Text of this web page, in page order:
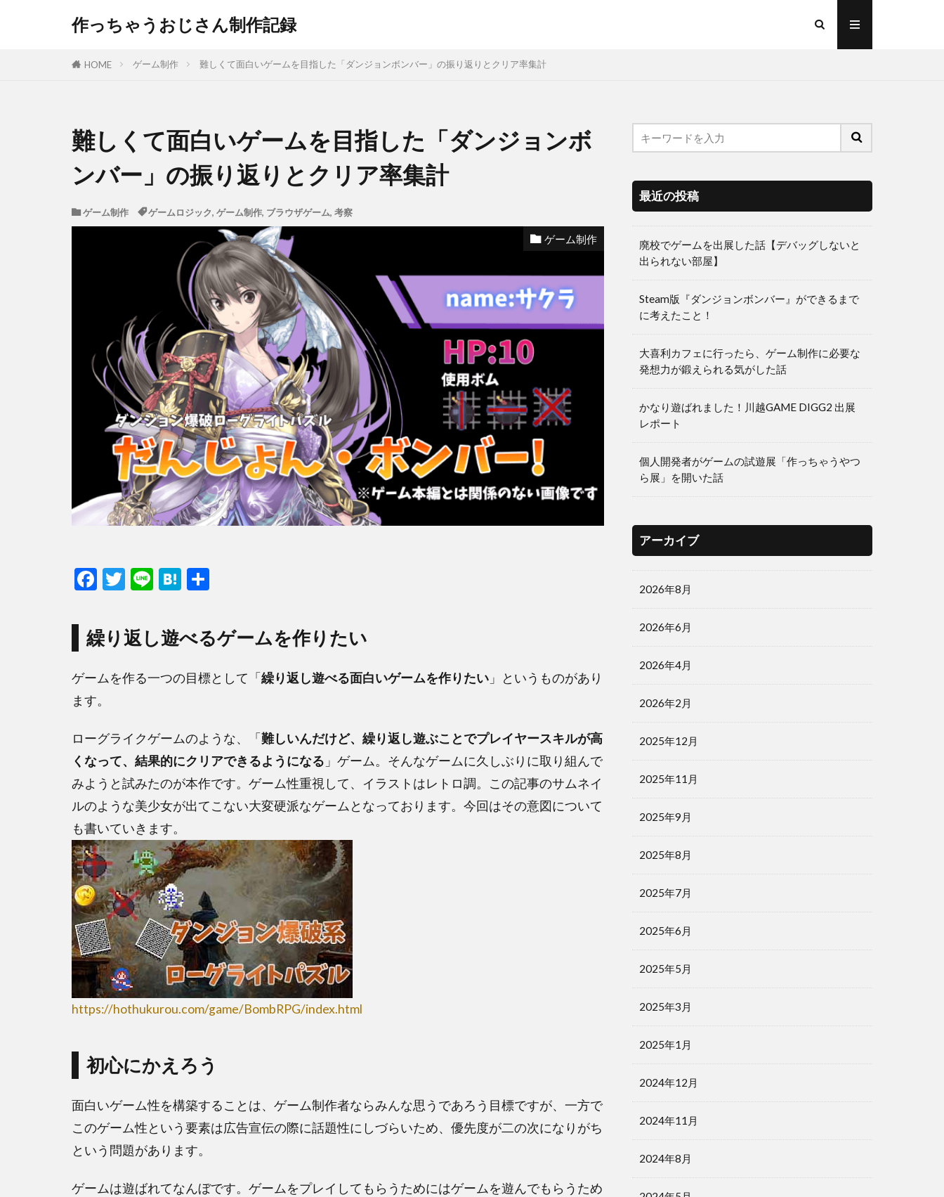
作っちゃうおじさん制作記録
HOME ゲーム制作 難しくて面白いゲームを目指した「ダンジョンボンバー」の振り返りとクリア率集計
難しくて面白いゲームを目指した「ダンジョンボ
ンバー」の振り返りとクリア率集計
ゲーム制作 ゲームロジック, ゲーム制作, ブラウザゲーム, 考察
ゲーム制作
F
e
b
o
o
k
T
itt
er
Li
e
H
n
a
繰り返し遊べるゲームを作りたい
ゲームを作る一つの目標として「 繰り返し遊べる面白いゲームを作りたい 」というものがあり
ます。
ローグライクゲームのような、「 難しいんだけど、繰り返し遊ぶことでプレイヤースキルが高
くなって、結果的にクリアできるようになる 」ゲーム。そんなゲームに久しぶりに取り組んで
みようと試みたのが本作です。ゲーム性重視して、イラストはレトロ調。この記事のサムネイ
ルのような美少女が出てこない大変硬派なゲームとなっております。今回はその意図について
も書いていきます。
https://hothukurou.com/game/BombRPG/index.html
初心にかえろう
面白いゲーム性を構築することは、ゲーム制作者ならみんな思うであろう目標ですが、一方で
このゲーム性という要素は広告宣伝の際に話題性にしづらいため、優先度が二の次になりがち
という問題があります。
ゲームは遊ばれてなんぼです。ゲームをプレイしてもらうためにはゲームを遊んでもらうため
最近の投稿
廃校でゲームを出展した話【デバッグしないと
出られない部屋】
Steam版『ダンジョンボンバー』ができるまで
に考えたこと！
大喜利カフェに行ったら、ゲーム制作に必要な
発想力が鍛えられる気がした話
かなり遊ばれました！川越GAME DIGG2 出展
レポート
個人開発者がゲームの試遊展「作っちゃうやつ
ら展」を開いた話
アーカイブ
2026年8月
2026年6月
2026年4月
2026年2月
2025年12月
2025年11月
2025年9月
2025年8月
2025年7月
2025年6月
2025年5月
2025年3月
2025年1月
2024年12月
2024年11月
2024年8月